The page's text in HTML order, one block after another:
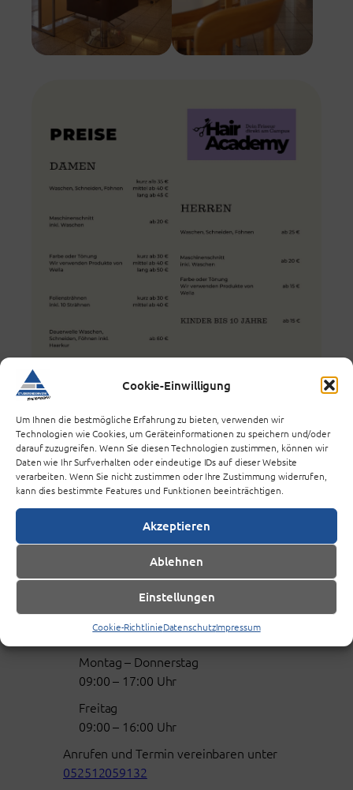
Cookie-Einwilligung
Um Ihnen die bestmögliche Erfahrung zu bieten, verwenden wir
Technologien wie Cookies, um Geräteinformationen zu speichern und/oder
darauf zuzugreifen. Wenn Sie diesen Technologien zustimmen, können wir
Daten wie Ihr Surfverhalten oder eindeutige IDs auf dieser Website
verarbeiten. Wenn Sie nicht zustimmen oder Ihre Zustimmung widerrufen,
kann dies bestimmte Features und Funktionen beeinträchtigen.
Akzeptieren
Ablehnen
Einstellungen
Cookie-RichtlinieDatenschutzImpressum
WO UND WANN?
Da geht’s lang:
Gebäudeteil ME – Erdgeschoss.
Der Eingang ist durch das Picknick
zu erreichen.
Öffnungszeiten:
Montag – Donnerstag
09:00 – 17:00 Uhr
Freitag
09:00 – 16:00 Uhr
Anrufen und Termin vereinbaren unter
052512059132